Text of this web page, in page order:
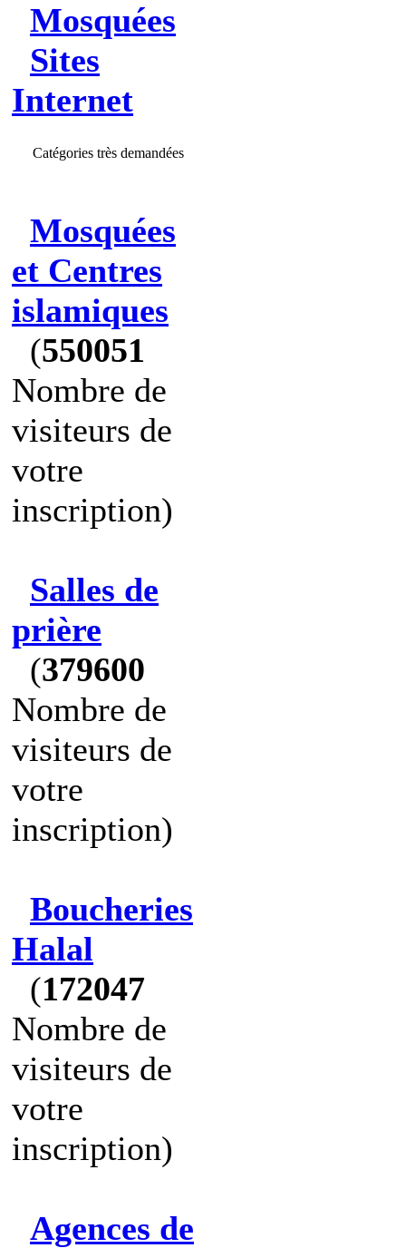
Mosquées
Sites
Internet
Catégories très demandées
Mosquées
et Centres
islamiques
(550051
Nombre de
visiteurs de
votre
inscription)
Salles de
prière
(379600
Nombre de
visiteurs de
votre
inscription)
Boucheries
Halal
(172047
Nombre de
visiteurs de
votre
inscription)
Agences de